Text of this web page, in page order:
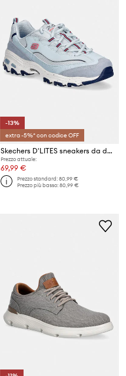
-13%
extra -5%* con codice OFF
Skechers D'LITES sneakers da donna
Prezzo attuale:
69,99 €
Prezzo standard:80,99 €
Prezzo più basso:80,99 €